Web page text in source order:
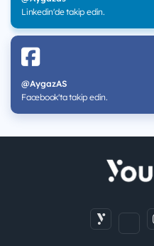
Linkedin'de takip edin.
@AygazAS
Facebook'ta takip edin.